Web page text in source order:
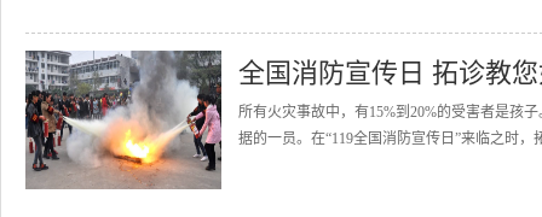
全国消防宣传日 拓诊教
所有火灾事故中，有15%到20%的受害者是孩
据的一员。在“119全国消防宣传日”来临之时